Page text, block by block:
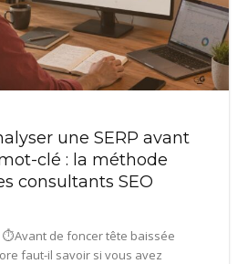
une SERP avant
clé : la méthode
consultants SEO
⏱️Avant de foncer tête baissée
faut-il savoir si vous avez